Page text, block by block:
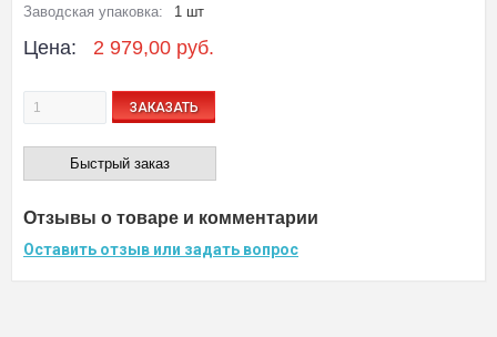
Заводская упаковка:
1 шт
Цена: 2 979,00 руб.
ЗАКАЗАТЬ
Быстрый заказ
Отзывы о товаре и комментарии
Оставить отзыв или задать вопрос